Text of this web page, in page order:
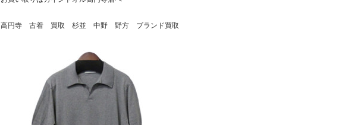
高円寺 古着 買取 杉並 中野 野方 ブランド買取